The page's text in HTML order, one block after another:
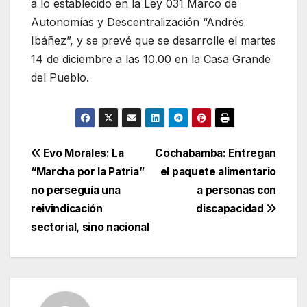
a lo establecido en la Ley 031 Marco de
Autonomías y Descentralización “Andrés
Ibáñez”, y se prevé que se desarrolle el martes
14 de diciembre a las 10.00 en la Casa Grande
del Pueblo.
Navegación
de
entradas
Cochabamba: Entregan
el paquete alimentario
a personas con
discapacidad
Evo Morales: La
“Marcha por la Patria”
no perseguía una
reivindicación
sectorial, sino nacional